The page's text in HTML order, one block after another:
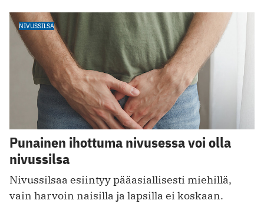
NIVUSSILSA
Punainen ihottuma nivusessa voi olla
nivussilsa
Nivussilsaa esiintyy pääasiallisesti miehillä,
vain harvoin naisilla ja lapsilla ei koskaan.